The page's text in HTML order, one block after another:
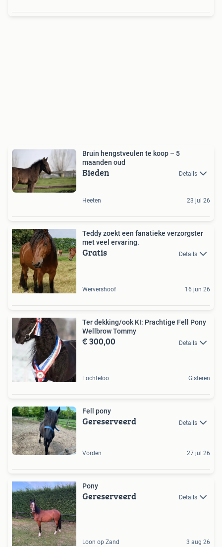
Bruin hengstveulen te koop – 5
maanden oud
Bieden Details
Heeten 23 jul 26
Teddy zoekt een fanatieke verzorgster
met veel ervaring.
Gratis Details
Wervershoof 16 jun 26
Ter dekking/ook KI: Prachtige Fell Pony
Wellbrow Tommy
€ 300,00 Details
Fochteloo Gisteren
Fell pony
Gereserveerd Details
Vorden 27 jul 26
Pony
Gereserveerd Details
Loon op Zand 3 aug 26